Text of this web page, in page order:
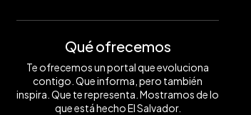
Qué ofrecemos
Te ofrecemos un portal que evoluciona
contigo. Que informa, pero también
inspira. Que te representa. Mostramos de lo
que está hecho El Salvador.